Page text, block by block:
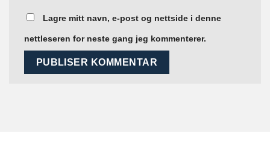
Lagre mitt navn, e-post og nettside i denne
nettleseren for neste gang jeg kommenterer.